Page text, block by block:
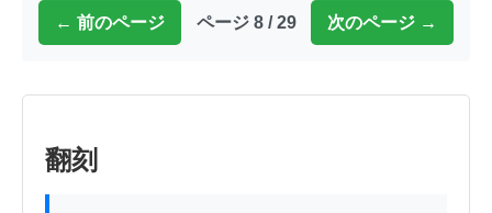
← 前のページ ページ 8 / 29 次のページ →
翻刻